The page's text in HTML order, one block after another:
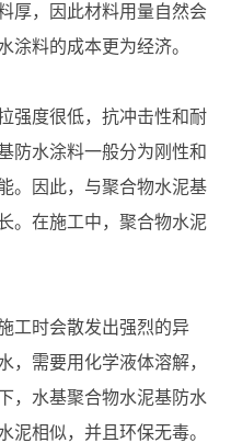
厚，因此材料用量自然会
涂料的成本更为经济。
强度很低，抗冲击性和耐
防水涂料一般分为刚性和
。因此，与聚合物水泥基
。在施工中，聚合物水泥
工时会散发出强烈的异
，需要用化学液体溶解，
，水基聚合物水泥基防水
泥相似，并且环保无毒。